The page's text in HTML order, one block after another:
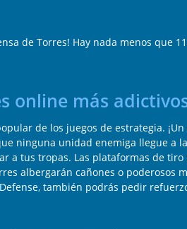
de Torres! Hay nada menos que
online más
de los juegos de estrategia.
ninguna unidad enemiga llegue a
a tus tropas. Las plataformas de
albergarán cañones o poderosos
también podrás pedir